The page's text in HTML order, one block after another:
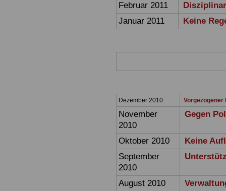
Februar 2011
Januar 2011
Keine
Dezember 2010 Vorgezogener
November
2010
Gegen
Oktober 2010
Keine
September
2010
August 2010